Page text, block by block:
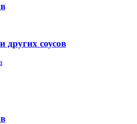
других соусов